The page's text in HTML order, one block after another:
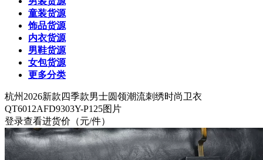
童装货源
饰品货源
内衣货源
男鞋货源
女包货源
更多分类
杭州 2026新款四季款男士圆领潮流刺绣时尚卫衣
QT6012AFD9303Y-P125图片
登录查看进货价 （元/件）